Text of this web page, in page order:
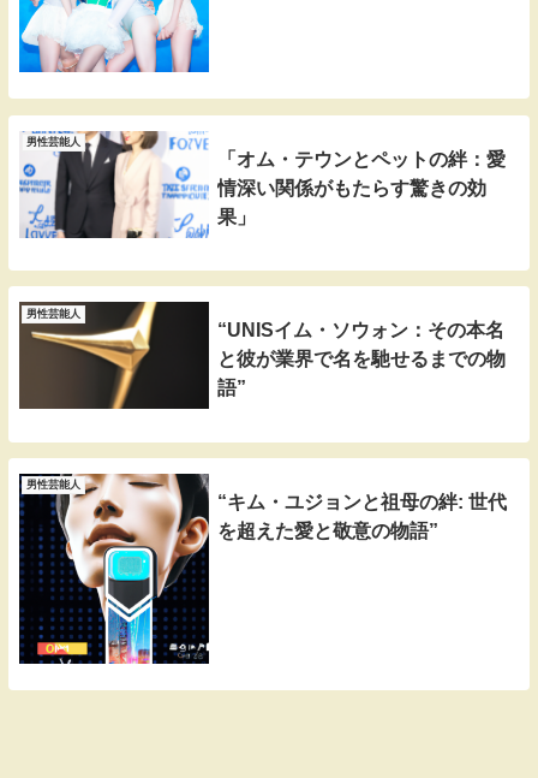
男性芸能人
「オム・テウンとペットの絆：愛
情深い関係がもたらす驚きの効
果」
男性芸能人
“UNISイム・ソウォン：その本名
と彼が業界で名を馳せるまでの物
語”
男性芸能人
“キム・ユジョンと祖母の絆: 世代
を超えた愛と敬意の物語”